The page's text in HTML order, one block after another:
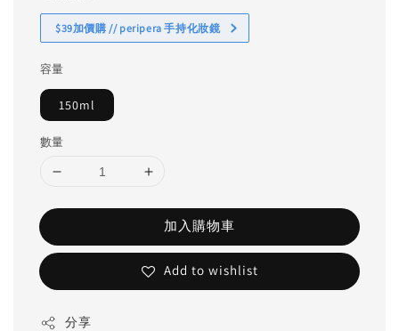
$39加價購 // peripera 手持化妝鏡
容量
150ml
數量
加入購物車
Add to wishlist
分享